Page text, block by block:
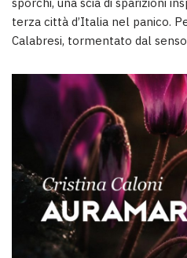
terza città d’Italia nel panico.
Calabresi, tormentato dal